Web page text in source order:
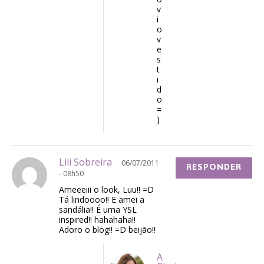
v
i
o
v
e
s
t
i
d
o
=
)
Lili Sobreira
06/07/2011
- 08h50
Ameeeiii o look, Luu!! =D
Tá lindoooo!! E amei a
sandália!! É uma YSL
inspired!! hahahaha!!
Adoro o blog!! =D beijão!!
RESPONDER
A